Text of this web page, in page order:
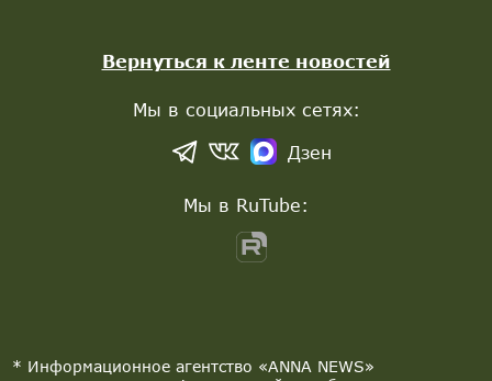
* Информационное агентство «ANNA NEWS»
Вернуться к ленте новостей
Мы в социальных сетях:
Дзен
Мы в RuTube: